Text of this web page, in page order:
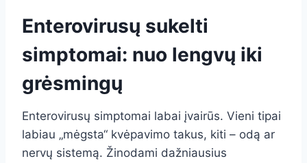
Enterovirusų sukelti
simptomai: nuo lengvų iki
grėsmingų
Enterovirusų simptomai labai įvairūs. Vieni tipai
labiau „mėgsta“ kvėpavimo takus, kiti – odą ar
nervų sistemą. Žinodami dažniausius